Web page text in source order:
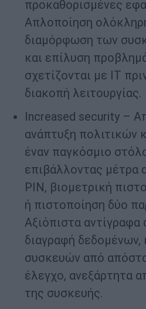
προκαθορισμένες
Απλοποίηση
διαμόρφωση των
και επίλυση
σχετίζονται με IT
διακοπή λειτουργίας.
Increased security –
ανάπτυξη πολιτικών
έναν παγκόσμιο
επιβάλλοντας μέτρα
PIN, βιομετρική
ή πιστοποίηση δύο
Αξιόπιστα αντίγραφα
διαγραφή δεδομένων,
συσκευών από
έλεγχο, ανεξάρτητα
της συσκευής.